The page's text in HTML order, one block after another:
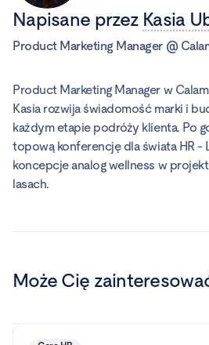
Napisane przez Kasia
Product Marketing Manager @
Product Marketing Manager w
Kasia rozwija świadomość marki i
każdym etapie podróży klienta. Po
topową konferencję dla świata HR -
koncepcje analog wellness w
lasach.
Może Cię